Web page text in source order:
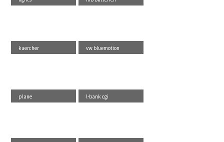
kaercher vw bluemotion
plane l-bank cgi